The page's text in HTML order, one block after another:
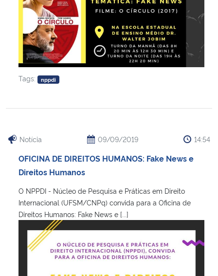
Tags: nppdi
Notícia 09/09/2019 14:54
OFICINA DE DIREITOS HUMANOS: Fake News e
Direitos Humanos
O NPPDI - Núcleo de Pesquisa e Práticas em Direito
Internacional (UFSM/CNPq) convida para a Oficina de
Direitos Humanos: Fake News e [...]